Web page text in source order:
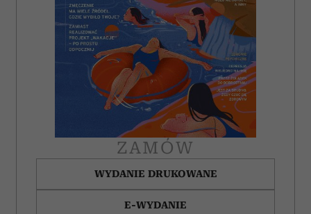
ZAMÓW
WYDANIE DRUKOWANE
E-WYDANIE